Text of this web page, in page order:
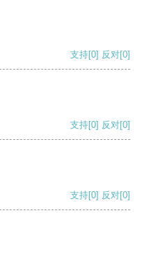
支持[0] 反对[0]
支持[0] 反对[0]
支持[0] 反对[0]